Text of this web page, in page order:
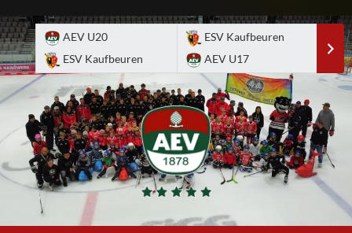
to
content
AEV U20
ESV Kaufbeuren
ESV Kaufbeuren
AEV U17